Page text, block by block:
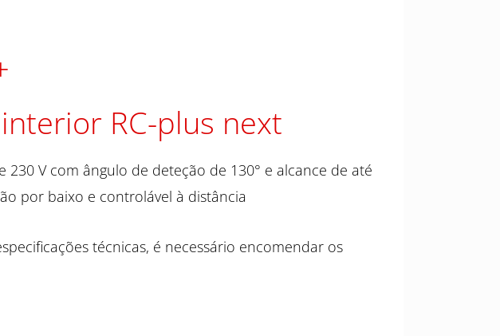
RC-plus next
V com ângulo de deteção de 130° e alcance de até
por baixo e controlável à distância
técnicas, é necessário encomendar os